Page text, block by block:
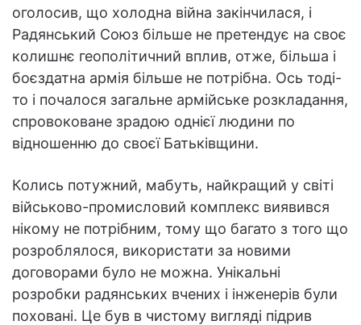
оголосив, що холодна війна закінчилася, і
Радянський Союз більше не претендує на своє
колишнє геополітичний вплив, отже, більша і
боєздатна армія більше не потрібна. Ось тоді-
то і почалося загальне армійське розкладання,
спровоковане зрадою однієї людини по
відношенню до своєї Батьківщини.
Колись потужний, мабуть, найкращий у світі
військово-промисловий комплекс виявився
нікому не потрібним, тому що багато з того що
розроблялося, використати за новими
договорами було не можна. Унікальні
розробки радянських вчених і інженерів були
поховані. Це був в чистому вигляді підрив